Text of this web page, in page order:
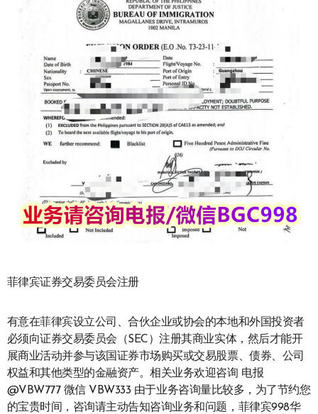
菲律宾证券交易委员会注册
有意在菲律宾设立公司、合伙企业或协会的本地和外国投资者
必须向证券交易委员会（SEC）注册其商业实体，然后才能开
展商业活动并参与该国证券市场购买或交易股票、债券、公司
权益和其他类型的金融资产。相关业务欢迎咨询 电报
@VBW777 微信 VBW333 由于业务咨询量比较多，为了节约您
的宝贵时间，咨询请主动告知咨询业务和问题，菲律宾998华